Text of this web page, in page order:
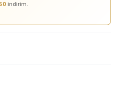
indirim.